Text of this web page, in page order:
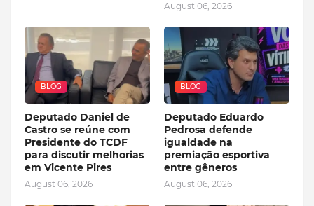
August 06, 2026
BLOG
Deputado Daniel de
Castro se reúne com
Presidente do TCDF
para discutir melhorias
em Vicente Pires
August 06, 2026
BLOG
Deputado Eduardo
Pedrosa defende
igualdade na
premiação esportiva
entre gêneros
August 06, 2026